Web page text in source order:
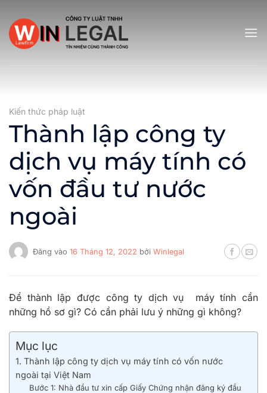
qua
nội
dung
Kiến thức pháp luật
Thành lập công ty
dịch vụ máy tính có
vốn đầu tư nước
ngoài
Đăng vào 16 Tháng 12, 2022 bởi Winlegal
Để thành lập được công ty dịch vụ máy tính cần
những hồ sơ gì? Có cần phải lưu ý những gì không?
Mục lục
1. Thành lập công ty dịch vụ máy tính có vốn nước
ngoài tại Việt Nam
Bước 1: Nhà đầu tư xin cấp Giấy Chứng nhận đăng ký đầu